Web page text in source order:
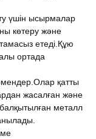
үшін ысырмалар
көтеру және
етеді. Құю
ортада
Олар қатты
жасалған және
балқытылған металл